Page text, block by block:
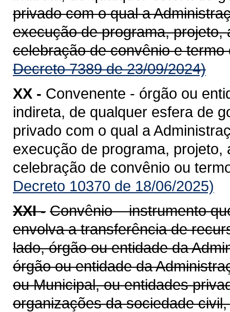
privado com o qual a
execução de programa,
celebração de convênio e
Decreto 7389 de 23/09/2024)
XX - Convenente - órgão ou
indireta, de qualquer esfera de
privado com o qual a
execução de programa,
celebração de convênio ou
Decreto 10370 de 18/06/2025)
XXI - Convênio – instrumento
envolva a transferência de
lado, órgão ou entidade da
órgão ou entidade da
ou Municipal, ou entidades
organizações da sociedade